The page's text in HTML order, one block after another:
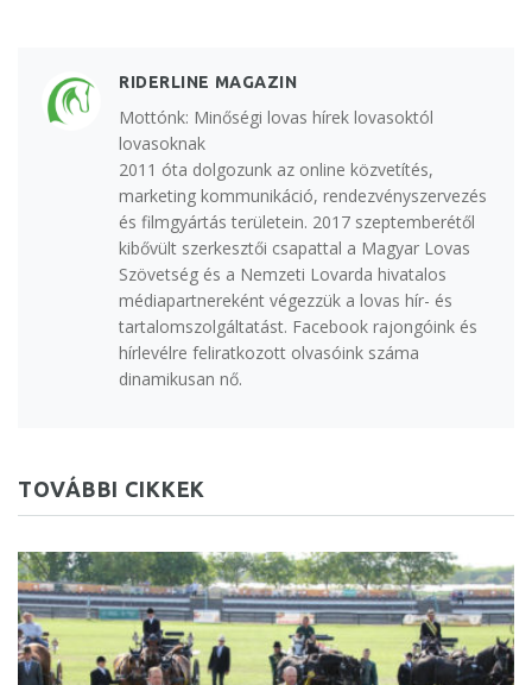
RIDERLINE MAGAZIN
Mottónk: Minőségi lovas hírek lovasoktól
lovasoknak
2011 óta dolgozunk az online közvetítés,
marketing kommunikáció, rendezvényszervezés
és filmgyártás területein. 2017 szeptemberétől
kibővült szerkesztői csapattal a Magyar Lovas
Szövetség és a Nemzeti Lovarda hivatalos
médiapartnereként végezzük a lovas hír- és
tartalomszolgáltatást. Facebook rajongóink és
hírlevélre feliratkozott olvasóink száma
dinamikusan nő.
TOVÁBBI CIKKEK